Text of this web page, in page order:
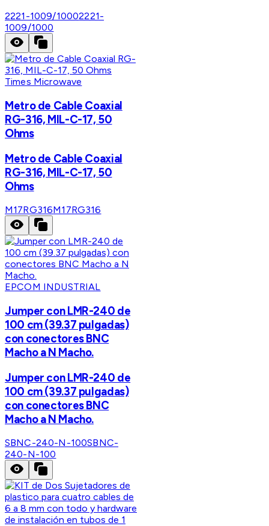
2221-1009/10002221-
1009/1000
Times Microwave
Metro de Cable Coaxial
RG-316, MIL-C-17, 50
Ohms
Metro de Cable Coaxial
RG-316, MIL-C-17, 50
Ohms
M17RG316M17RG316
EPCOM INDUSTRIAL
Jumper con LMR-240 de
100 cm (39.37 pulgadas)
con conectores BNC
Macho a N Macho.
Jumper con LMR-240 de
100 cm (39.37 pulgadas)
con conectores BNC
Macho a N Macho.
SBNC-240-N-100SBNC-
240-N-100